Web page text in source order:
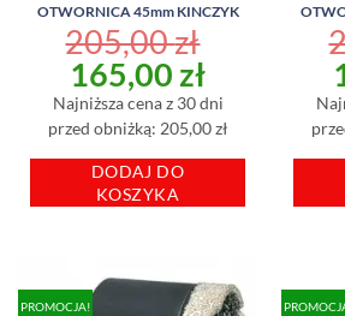
OTWORNICA 45mm KINCZYK
205,00zł
Pierwotna
cena
wynosiła:
205,00 zł.
165,00 złAktualna
cena
wynosi:
165,00
Najniższa cena z 30 dni
przed obniżką: 205,00 zł
DODAJ DO
KOSZYKA
PROMOCJA!